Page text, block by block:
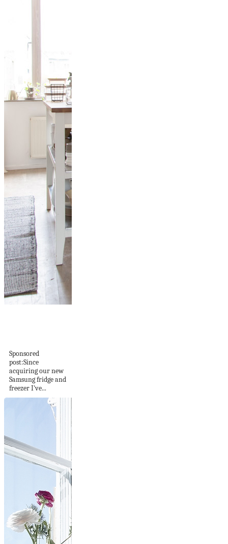
Sponsored
post:Since
acquiring our new
Samsung fridge and
freezer I've...